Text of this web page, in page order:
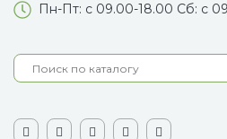
Пн-Пт: с 09.00-18.00 Сб: с